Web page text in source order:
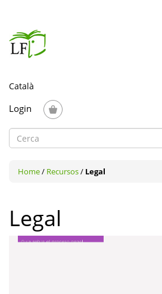
Login
Formulari
cerca
Home/ Recursos/ Legal
Legal